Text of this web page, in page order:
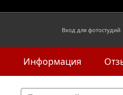
Вход для фотостудий
Информация